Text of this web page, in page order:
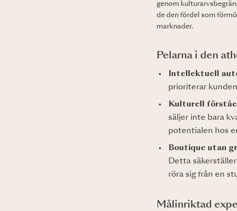
genom
de den fördel som
marknader.
Pelarna i den
Intellektuell
prioriterar
Kulturell
säljer inte bara
potentialen hos
Boutique utan
Detta
röra sig från en
Målinriktad